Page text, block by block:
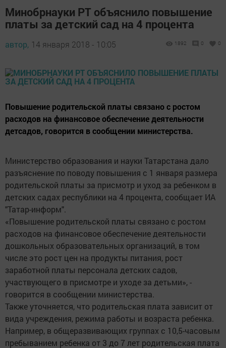
Минобрнауки РТ объяснило повышение
платы за детский сад на 4 процента
автор, 14 января 2018 - 10:05 1892 0 0
Повышение родительской платы связано с ростом
расходов на финансовое обеспечение деятельности
детсадов, говорится в сообщении министерства.
Министерство образования и науки Татарстана дало
разъяснение по поводу повышения с 1 января размера
родительской платы за присмотр и уход за ребенком в
детских садах республики на 4 процента, сообщает ИА
"Татар-информ".
«Повышение родительской платы связано с ростом
расходов на финансовое обеспечение деятельности
дошкольных образовательных организаций, в том
числе это рост цен на продукты питания, рост
заработной платы персонала детских садов,
участвующего в присмотре и уходе за детьми», -
говорится в сообщении министерства.
Также уточняется, что родительская плата зависит от
вида учреждения, режима работы и возраста ребенка.
Например, в общеразвивающих группах с 10,5-часовым
пребыванием ребенка от 3 до 7 лет родительская плата